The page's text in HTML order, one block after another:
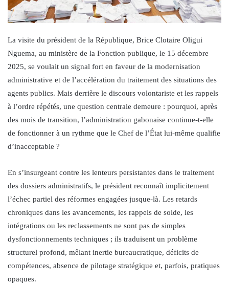
La visite du président de la République, Brice Clotaire Oligui
Nguema, au ministère de la Fonction publique, le 15 décembre
2025, se voulait un signal fort en faveur de la modernisation
administrative et de l’accélération du traitement des situations des
agents publics. Mais derrière le discours volontariste et les rappels
à l’ordre répétés, une question centrale demeure : pourquoi, après
des mois de transition, l’administration gabonaise continue-t-elle
de fonctionner à un rythme que le Chef de l’État lui-même qualifie
d’inacceptable ?
En s’insurgeant contre les lenteurs persistantes dans le traitement
des dossiers administratifs, le président reconnaît implicitement
l’échec partiel des réformes engagées jusque-là. Les retards
chroniques dans les avancements, les rappels de solde, les
intégrations ou les reclassements ne sont pas de simples
dysfonctionnements techniques ; ils traduisent un problème
structurel profond, mêlant inertie bureaucratique, déficits de
compétences, absence de pilotage stratégique et, parfois, pratiques
opaques.